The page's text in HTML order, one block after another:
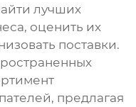
лучших
оценить их
поставки.
предлагая